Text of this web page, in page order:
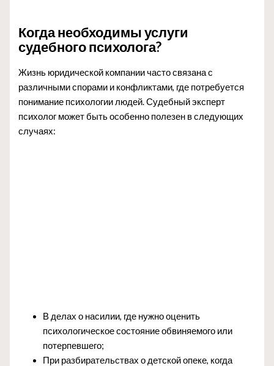
Когда необходимы услуги
судебного психолога?
Жизнь юридической компании часто связана с
различными спорами и конфликтами, где потребуется
понимание психологии людей. Судебный эксперт
психолог может быть особенно полезен в следующих
случаях:
В делах о насилии, где нужно оценить
психологическое состояние обвиняемого или
потерпевшего;
При разбирательствах о детской опеке, когда